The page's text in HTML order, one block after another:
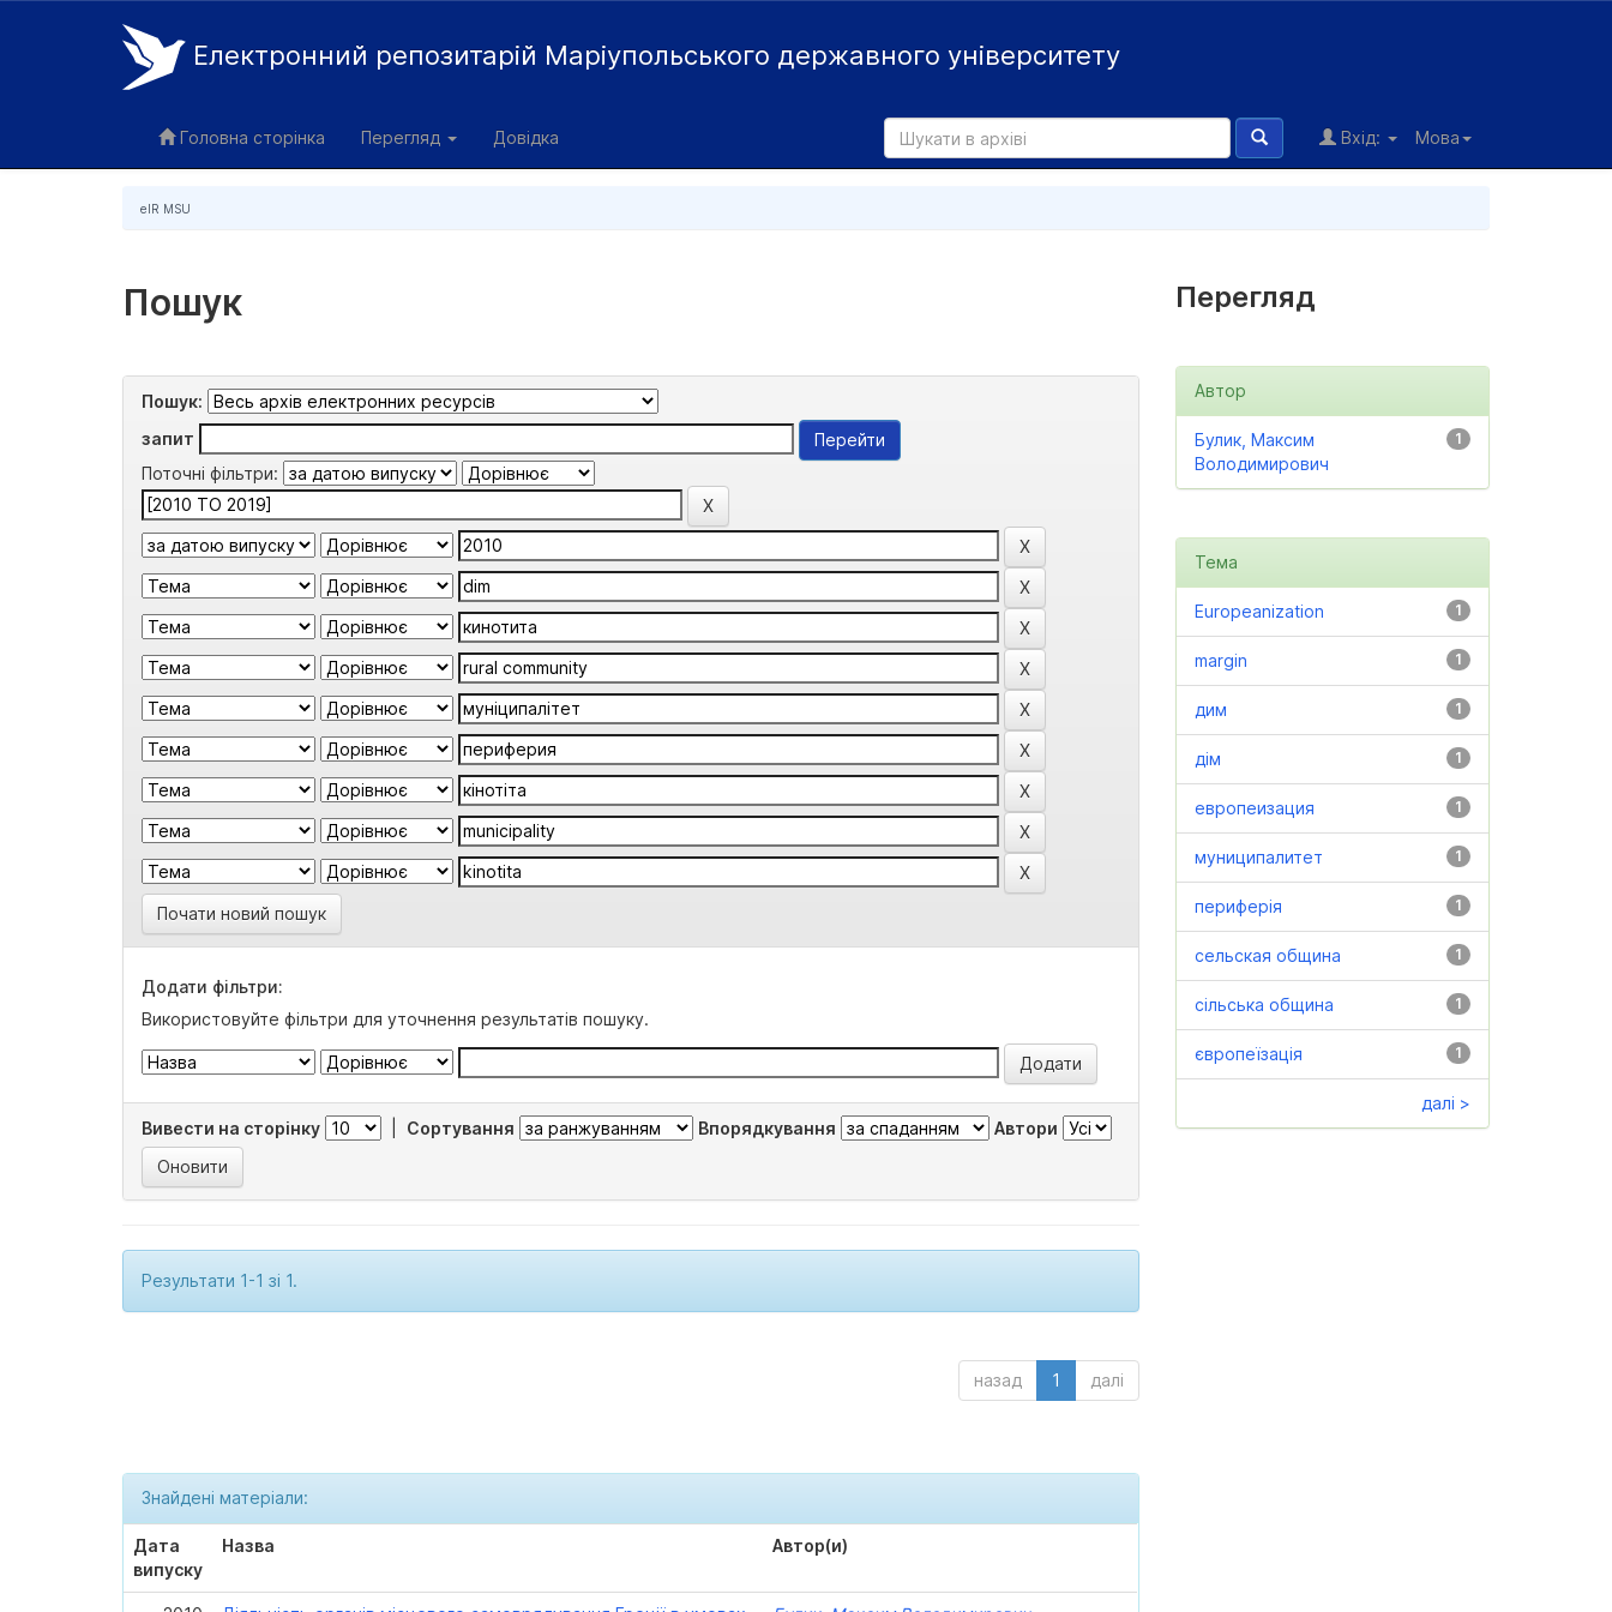
Електронний репозитарій Маріупольського державного університету
Головна сторінка Перегляд Довідка Мова
Вхід:
eIR MSU
Пошук
Пошук:
запит
Поточні фільтри:
Почати новий пошук
Додати фільтри:
Використовуйте фільтри для уточнення результатів пошуку.
Вивести на сторінку Сортування Впорядкування Автори
Результати 1-1 зі 1.
назад 1 далі
Знайдені матеріали:
Дата
випуску
Назва Автор(и)
Перегляд
Автор
1
Булик, Максим
Володимирович
Тема
1
Europeanization
1
margin
1
дим
1
дім
1
европеизация
1
муниципалитет
1
периферія
1
сельская община
1
сільська община
1
європеїзація
далі >